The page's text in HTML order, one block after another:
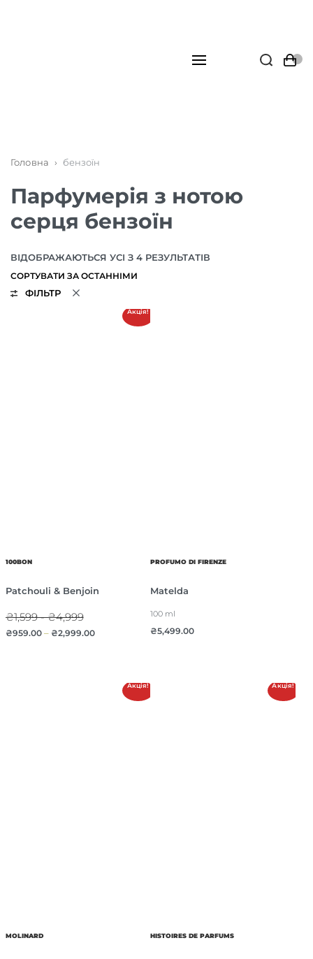
Головна › бензоїн
Парфумерія з нотою
серця бензоїн
ВІДОБРАЖАЮТЬСЯ УСІ З 4 РЕЗУЛЬТАТІВ
ФІЛЬТР
Акція!
100BON
Patchouli & Benjoin
₴1,599 - ₴4,999
₴959.00– ₴2,999.00
PROFUMO DI FIRENZE
Matelda
100 ml
₴5,499.00
Акція!
MOLINARD
Акція!
HISTOIRES DE PARFUMS